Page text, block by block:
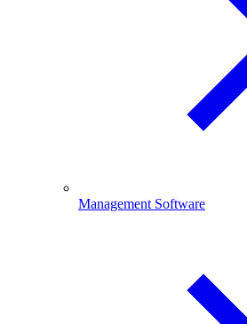
Management Software